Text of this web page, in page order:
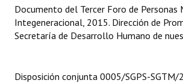
Entrega de distinciones
Documento del Tercer Foro de Personas
Integeneracional, 2015. Dirección de
Secretaría de Desarrollo Humano de
Disposición conjunta 0005/SGPS-SGTM/